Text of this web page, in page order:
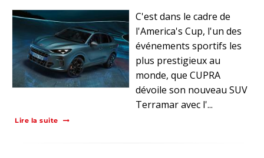
C'est dans le cadre de
l'America's Cup, l'un des
événements sportifs les
plus prestigieux au
monde, que CUPRA
dévoile son nouveau SUV
Terramar avec l'...
Lire la suite